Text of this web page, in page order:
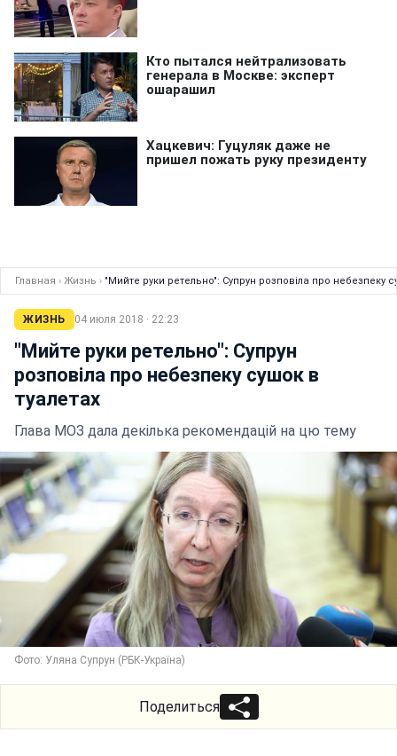
Главная › Жизнь › "Мийте руки ретельно": Супрун розповіла про небезпеку
ЖИЗНЬ 04 июля 2018 · 22:23
"Мийте руки ретельно": Супрун
розповіла про небезпеку сушок в
туалетах
Глава МОЗ дала декілька рекомендацій на цю тему
Фото: Уляна Супрун (РБК-Україна)
Поделиться